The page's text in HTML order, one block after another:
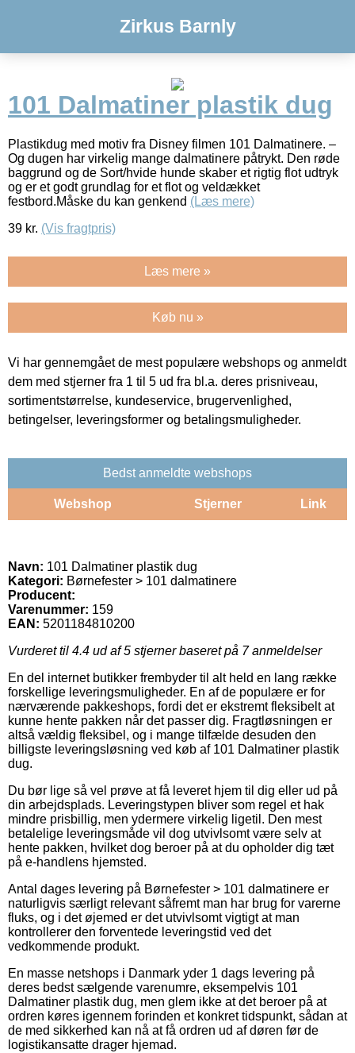
Zirkus Barnly
101 Dalmatiner plastik dug
Plastikdug med motiv fra Disney filmen 101 Dalmatinere. –
Og dugen har virkelig mange dalmatinere påtrykt. Den røde
baggrund og de Sort/hvide hunde skaber et rigtig flot udtryk
og er et godt grundlag for et flot og veldækket
festbord.Måske du kan genkend (Læs mere)
39 kr. (Vis fragtpris)
Læs mere »
Køb nu »
Vi har gennemgået de mest populære webshops og anmeldt
dem med stjerner fra 1 til 5 ud fra bl.a. deres prisniveau,
sortimentstørrelse, kundeservice, brugervenlighed,
betingelser, leveringsformer og betalingsmuligheder.
Bedst anmeldte webshops
Webshop Stjerner Link
Navn: 101 Dalmatiner plastik dug
Kategori: Børnefester > 101 dalmatinere
Producent:
Varenummer: 159
EAN: 5201184810200
Vurderet til 4.4 ud af 5 stjerner baseret på 7anmeldelser
En del internet butikker frembyder til alt held en lang række
forskellige leveringsmuligheder. En af de populære er for
nærværende pakkeshops, fordi det er ekstremt fleksibelt at
kunne hente pakken når det passer dig. Fragtløsningen er
altså vældig fleksibel, og i mange tilfælde desuden den
billigste leveringsløsning ved køb af 101 Dalmatiner plastik
dug.
Du bør lige så vel prøve at få leveret hjem til dig eller ud på
din arbejdsplads. Leveringstypen bliver som regel et hak
mindre prisbillig, men ydermere virkelig ligetil. Den mest
betalelige leveringsmåde vil dog utvivlsomt være selv at
hente pakken, hvilket dog beroer på at du opholder dig tæt
på e-handlens hjemsted.
Antal dages levering på Børnefester > 101 dalmatinere er
naturligvis særligt relevant såfremt man har brug for varerne
fluks, og i det øjemed er det utvivlsomt vigtigt at man
kontrollerer den forventede leveringstid ved det
vedkommende produkt.
En masse netshops i Danmark yder 1 dags levering på
deres bedst sælgende varenumre, eksempelvis 101
Dalmatiner plastik dug, men glem ikke at det beroer på at
ordren køres igennem forinden et konkret tidspunkt, sådan at
de med sikkerhed kan nå at få ordren ud af døren før de
logistikansatte drager hjemad.